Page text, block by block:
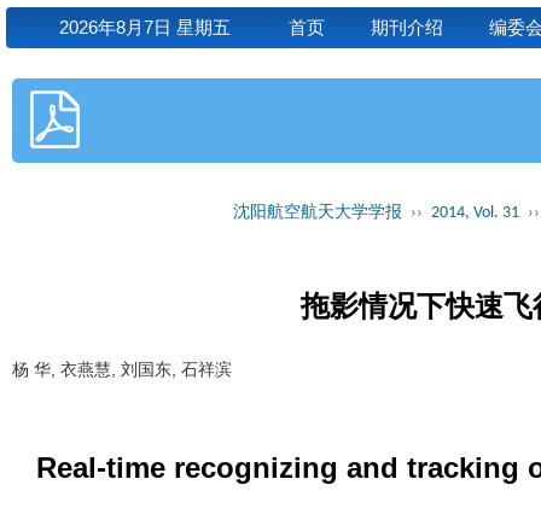
2026年8月7日 星期五 首页 期刊介绍 编委
沈阳航空航天大学学报 ›› 2014, Vol. 31 ››
拖影情况下快速
杨 华, 衣燕慧, 刘国东, 石祥滨
Real-time recognizing and